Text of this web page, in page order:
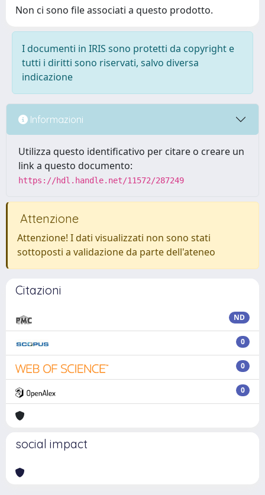
Non ci sono file associati a questo prodotto.
I documenti in IRIS sono protetti da copyright e
tutti i diritti sono riservati, salvo diversa
indicazione
Informazioni
Utilizza questo identificativo per citare o creare un
link a questo documento:
https://hdl.handle.net/11572/287249
Attenzione
Attenzione! I dati visualizzati non sono stati
sottoposti a validazione da parte dell'ateneo
Citazioni
ND
0
0
0
social impact